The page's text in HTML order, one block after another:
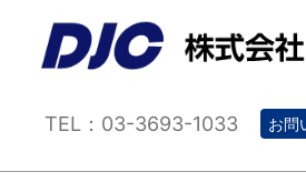
TEL：03-3693-1033 お問